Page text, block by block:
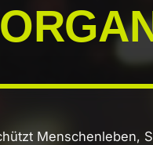
Menschenleben,